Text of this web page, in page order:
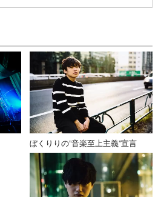
ぼくりりの”音楽至上主義”宣言